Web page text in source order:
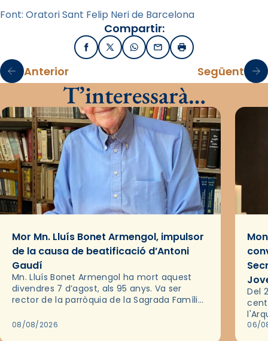
Font: Oratori Sant Felip Neri de Barcelona
Compartir:
FacebookX / TwitterWhatsApp
EmailImprimir
Anterior Següent
T’interessarà…
Mor Mn. Lluís Bonet Armengol, impulsor
de la causa de beatificació d’Antoni
Gaudí
Mn. Lluís Bonet Armengol ha mort aquest
divendres 7 d’agost, als 95 anys. Va ser
rector de la parròquia de la Sagrada Família
2018,…
08/08/2026
Del
les
06/